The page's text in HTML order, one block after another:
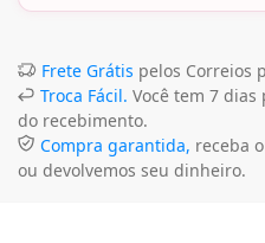
Frete Grátis pelos Correios
Troca Fácil. Você tem 7
do recebimento.
Compra garantida, receba
ou devolvemos seu dinheiro.